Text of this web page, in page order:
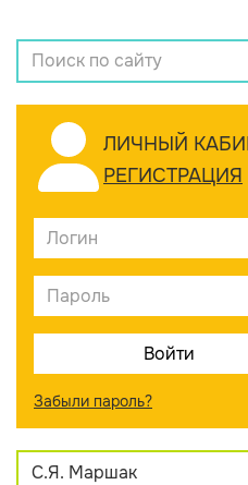
ЛИЧНЫЙ
РЕГИСТРАЦИЯ
Забыли пароль?
С.Я. Маршак